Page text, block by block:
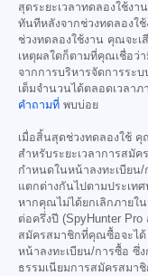
สุดระยะเวลาทดลองใช้งา
ทันทีหลังจากช่วงทดลองใ
ช่วงทดลองใช้งาน คุณจะเ
เหตุผลใดก็ตามที่คุณเชื่อว่
จากการบริหารจัดการระ
เต็มจำนวนได้ตลอดเวลา
คำถามที่ พบบ่อย
เมื่อสิ้นสุดช่วงทดลองใช้ คุ
สำหรับระยะเวลาการสมั
กำหนดในหน้าลงทะเบียน/
แตกต่างกันไปตามประเท
หากคุณไม่ได้ยกเลิกภายใ
ต่อครึ่งปี (SpyHunter
สมัครสมาชิกที่คุณซื้อจะได้
หน้าลงทะเบียน/การซื้อ ซึ่
ธรรมเนียมการสมัครสม